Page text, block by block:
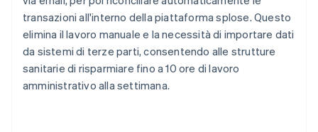
transazioni all'interno della piattaforma splose. Questo
elimina il lavoro manuale e la necessità di importare dati
da sistemi di terze parti, consentendo alle strutture
sanitarie di risparmiare fino a 10 ore di lavoro
amministrativo alla settimana.